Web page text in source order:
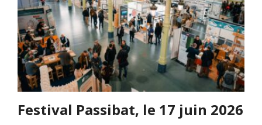
Festival Passibat, le 17 juin 2026